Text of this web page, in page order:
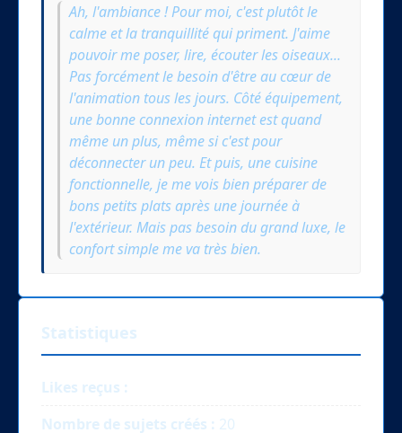
Ah, l'ambiance ! Pour moi, c'est plutôt le
calme et la tranquillité qui priment. J'aime
pouvoir me poser, lire, écouter les oiseaux...
Pas forcément le besoin d'être au cœur de
l'animation tous les jours. Côté équipement,
une bonne connexion internet est quand
même un plus, même si c'est pour
déconnecter un peu. Et puis, une cuisine
fonctionnelle, je me vois bien préparer de
bons petits plats après une journée à
l'extérieur. Mais pas besoin du grand luxe, le
confort simple me va très bien.
Statistiques
Likes reçus :
Nombre de sujets créés : 20